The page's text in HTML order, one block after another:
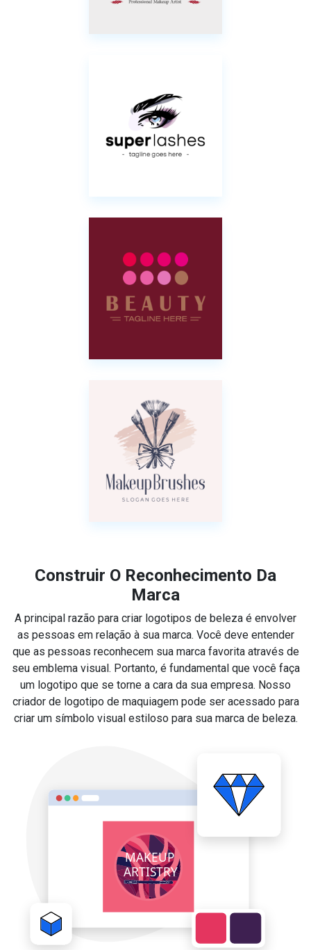
Construir O Reconhecimento Da
Marca
A principal razão para criar logotipos de beleza é envolver
as pessoas em relação à sua marca. Você deve entender
que as pessoas reconhecem sua marca favorita através de
seu emblema visual. Portanto, é fundamental que você faça
um logotipo que se torne a cara da sua empresa. Nosso
criador de logotipo de maquiagem pode ser acessado para
criar um símbolo visual estiloso para sua marca de beleza.